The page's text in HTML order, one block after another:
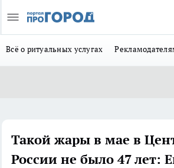
Всё о ритуальных услугах
Такой жары в мае в
России не было 47 лет: